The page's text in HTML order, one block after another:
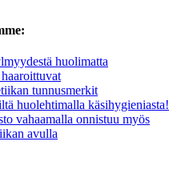
huolimatta
tunnusmerkit
huolehtimalla käsihygieniasta!
vahaamalla onnistuu myös
avulla